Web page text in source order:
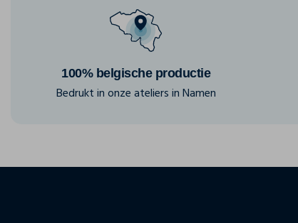
100% belgische productie
Bedrukt in onze ateliers in Namen